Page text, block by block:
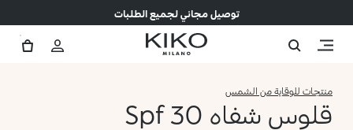
توصيل مجاني لجميع الطلبات
منتجات للوقاية من الشمس
قلوس شفاه Spf 30